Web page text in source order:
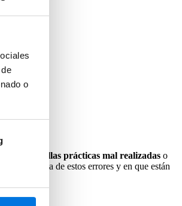
o
Google.
aquellas prácticas mal realizadas o
se informa de estos errores y en que están